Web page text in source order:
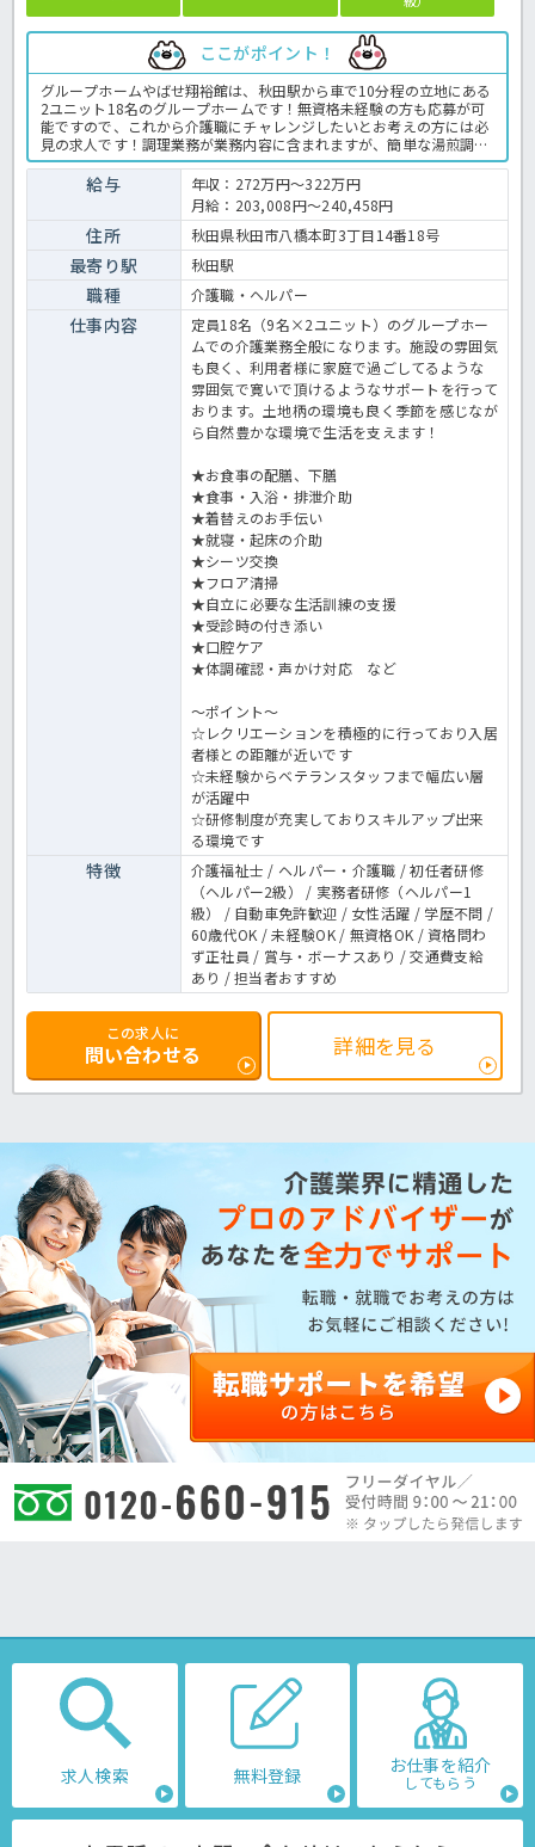
ここがポイント！
グループホームやばせ翔裕館は、秋田駅から車で10分程の立地にある
2ユニット18名のグループホームです！無資格未経験の方も応募が可
能ですので、これから介護職にチャレンジしたいとお考えの方には必
見の求人です！調理業務が業務内容に含まれますが、簡単な湯煎調理
のため調理経験がない方でも安心の環境です♪八幡運動公園や、銀
行、コンビニなど暮らしに便利なスポットが近隣に点在しているので
晴れた日の外出も楽しめる環境です！ご興味ある方はお気軽にほっ介
護までお問い合わせください！グループホームでの介護業務全般で
す。 ＜介護職 正職員 グループホームの求人＞
給与
年収：272万円～322万円
月給：203,008円～240,458円
住所 秋田県秋田市八橋本町3丁目14番18号
最寄り駅 秋田駅
職種 介護職・ヘルパー
仕事内容
定員18名（9名×2ユニット）のグループホー
ムでの介護業務全般になります。施設の雰囲気
も良く、利用者様に家庭で過ごしてるような
雰囲気で寛いで頂けるようなサポートを行って
おります。土地柄の環境も良く季節を感じなが
ら自然豊かな環境で生活を支えます！
★お食事の配膳、下膳
★食事・入浴・排泄介助
★着替えのお手伝い
★就寝・起床の介助
★シーツ交換
★フロア清掃
★自立に必要な生活訓練の支援
★受診時の付き添い
★口腔ケア
★体調確認・声かけ対応 など
～ポイント～
☆レクリエーションを積極的に行っており入居
者様との距離が近いです
☆未経験からベテランスタッフまで幅広い層
が活躍中
☆研修制度が充実しておりスキルアップ出来
る環境です
特徴
介護福祉士 / ヘルパー・介護職 / 初任者研修
（ヘルパー2級） / 実務者研修（ヘルパー1
級） / 自動車免許歓迎 / 女性活躍 / 学歴不問 /
60歳代OK / 未経験OK / 無資格OK / 資格問わ
ず正社員 / 賞与・ボーナスあり / 交通費支給
あり / 担当者おすすめ
この求人に
問い合わせる 詳細を見る
求人検索 無料登録 お仕事を紹介
してもらう